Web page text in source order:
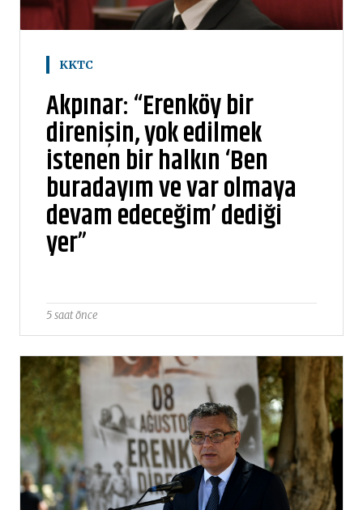
KKTC
Akpınar: “Erenköy bir
direnişin, yok edilmek
istenen bir halkın ‘Ben
buradayım ve var olmaya
devam edeceğim’ dediği
yer”
5 saat önce